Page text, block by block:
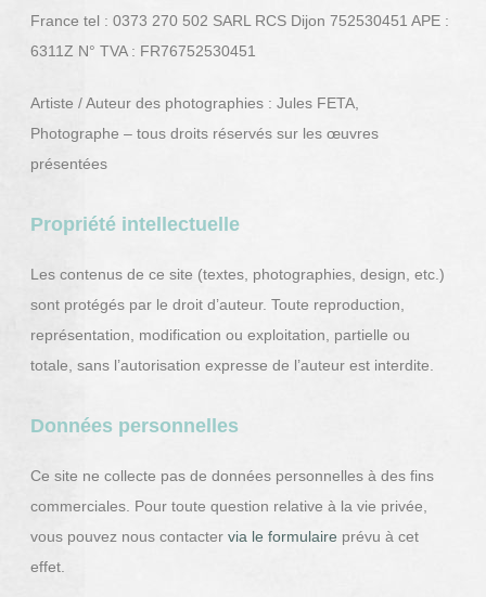
France tel : 0373 270 502 SARL RCS Dijon 752530451 APE :
6311Z N° TVA : FR76752530451
Artiste / Auteur des photographies : Jules FETA,
Photographe – tous droits réservés sur les œuvres
présentées
Propriété intellectuelle
Les contenus de ce site (textes, photographies, design, etc.)
sont protégés par le droit d’auteur. Toute reproduction,
représentation, modification ou exploitation, partielle ou
totale, sans l’autorisation expresse de l’auteur est interdite.
Données personnelles
Ce site ne collecte pas de données personnelles à des fins
commerciales. Pour toute question relative à la vie privée,
vous pouvez nous contacter via le formulaire prévu à cet
effet.